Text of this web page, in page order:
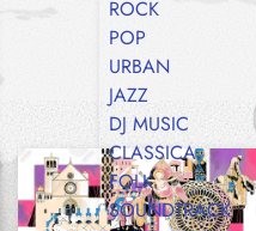
ROCK
POP
URBAN
JAZZ
DJ MUSIC
CLASSICA
FOLK
SOUNDTRACK